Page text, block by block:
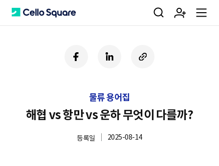
C 검 회 m
페
이
크
U
R
하
기
물류 용어집
해협 vs 항만 vs 운하 무엇이 다를까?
등록일 2025-08-14